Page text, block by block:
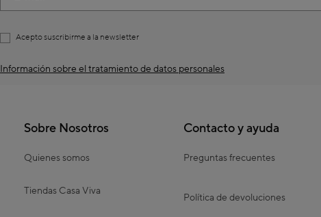
Acepto suscribirme a la newsletter
Información sobre el tratamiento de datos personales
Sobre Nosotros
Quienes somos
Tiendas Casa Viva
Contacto y ayuda
Preguntas frecuentes
Política de devoluciones